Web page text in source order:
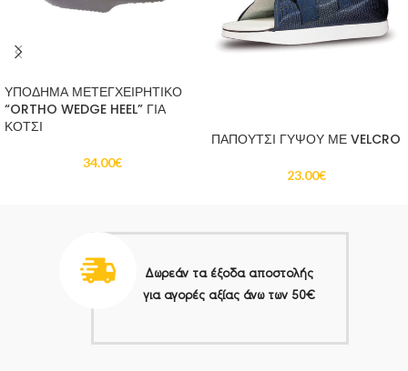
ΥΠΟΔΗΜΑ ΜΕΤΕΓΧΕΙΡΗΤΙΚΟ
“ORTHO WEDGE HEEL” ΓΙΑ
ΚΟΤΣΙ
34.00€
ΠΑΠΟΥΤΣΙ ΓΥΨΟΥ ΜΕ VELCRO
23.00€
Δωρεάν τα έξοδα αποστολής
για αγορές αξίας άνω των 50€